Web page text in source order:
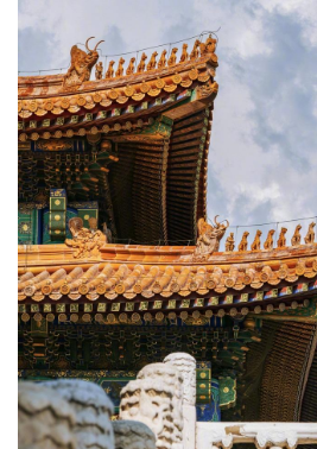
科教
健康
悠游
相亲
汽车
房产
消费
创意